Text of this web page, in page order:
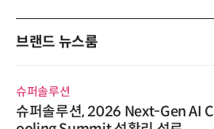
브랜드 뉴스룸
슈퍼솔루션
슈퍼솔루션, 2026 Next-Gen AI C